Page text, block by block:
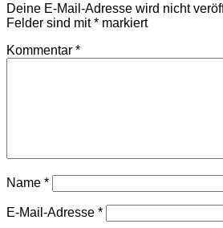
Deine E-Mail-Adresse wird nicht
Felder sind mit* markiert
Kommentar *
Name *
E-Mail-Adresse *